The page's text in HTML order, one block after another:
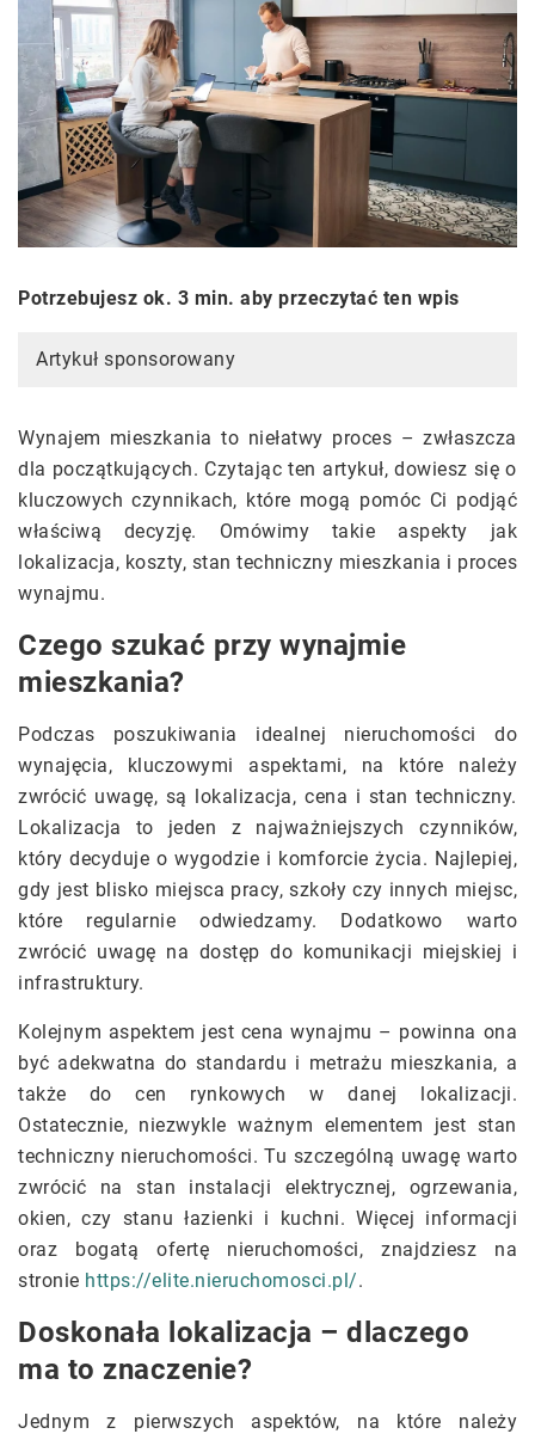
Potrzebujesz ok. 3 min. aby przeczytać ten wpis
Artykuł sponsorowany
Wynajem mieszkania to niełatwy proces – zwłaszcza
dla początkujących. Czytając ten artykuł, dowiesz się o
kluczowych czynnikach, które mogą pomóc Ci podjąć
właściwą decyzję. Omówimy takie aspekty jak
lokalizacja, koszty, stan techniczny mieszkania i proces
wynajmu.
Czego szukać przy wynajmie
mieszkania?
Podczas poszukiwania idealnej nieruchomości do
wynajęcia, kluczowymi aspektami, na które należy
zwrócić uwagę, są lokalizacja, cena i stan techniczny.
Lokalizacja to jeden z najważniejszych czynników,
który decyduje o wygodzie i komforcie życia. Najlepiej,
gdy jest blisko miejsca pracy, szkoły czy innych miejsc,
które regularnie odwiedzamy. Dodatkowo warto
zwrócić uwagę na dostęp do komunikacji miejskiej i
infrastruktury.
Kolejnym aspektem jest cena wynajmu – powinna ona
być adekwatna do standardu i metrażu mieszkania, a
także do cen rynkowych w danej lokalizacji.
Ostatecznie, niezwykle ważnym elementem jest stan
techniczny nieruchomości. Tu szczególną uwagę warto
zwrócić na stan instalacji elektrycznej, ogrzewania,
okien, czy stanu łazienki i kuchni. Więcej informacji
oraz bogatą ofertę nieruchomości, znajdziesz na
stronie https://elite.nieruchomosci.pl/.
Doskonała lokalizacja – dlaczego
ma to znaczenie?
Jednym z pierwszych aspektów, na które należy